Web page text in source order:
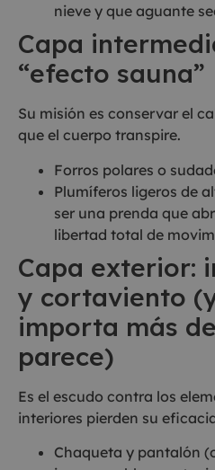
nieve y que aguante
Capa
“efecto sauna”
Su misión es conservar el
que el cuerpo transpire.
Forros polares o
Plumíferos ligeros de
ser una prenda que
libertad total de
Capa exterior:
y cortaviento
importa más
parece)
Es el escudo contra los
interiores pierden su
Chaqueta y pantalón